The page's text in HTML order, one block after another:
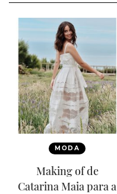
MODA
Making of de
Catarina Maia para a